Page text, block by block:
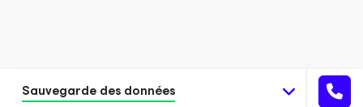
Sauvegarde des données